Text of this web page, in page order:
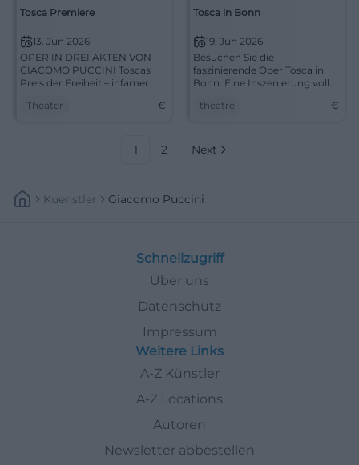
Tosca Premiere
13. Jun 2026
OPER IN DREI AKTEN VON
GIACOMO PUCCINI Toscas
Preis der Freiheit – infamer
Machtmissbrauch Rom um
Theater €
Tosca in Bonn
19. Jun 2026
Besuchen Sie die
faszinierende Oper Tosca in
Bonn. Eine Inszenierung voller
Glanz.
theatre €
1 2 Next
Kuenstler Giacomo Puccini
Schnellzugriff
Über uns
Datenschutz
Impressum
Weitere Links
A-Z Künstler
A-Z Locations
Autoren
Newsletter abbestellen